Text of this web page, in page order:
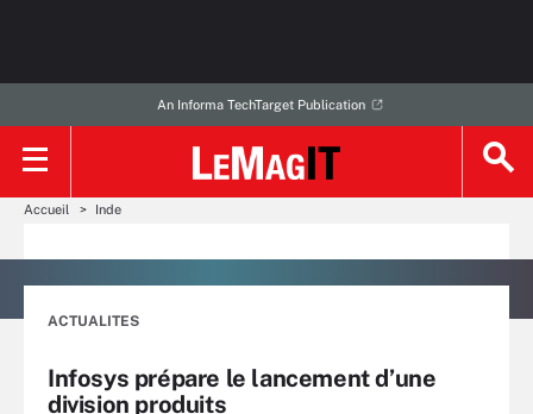
An Informa TechTarget Publication
Accueil Inde
ACTUALITES
Infosys prépare le lancement d’une
division produits